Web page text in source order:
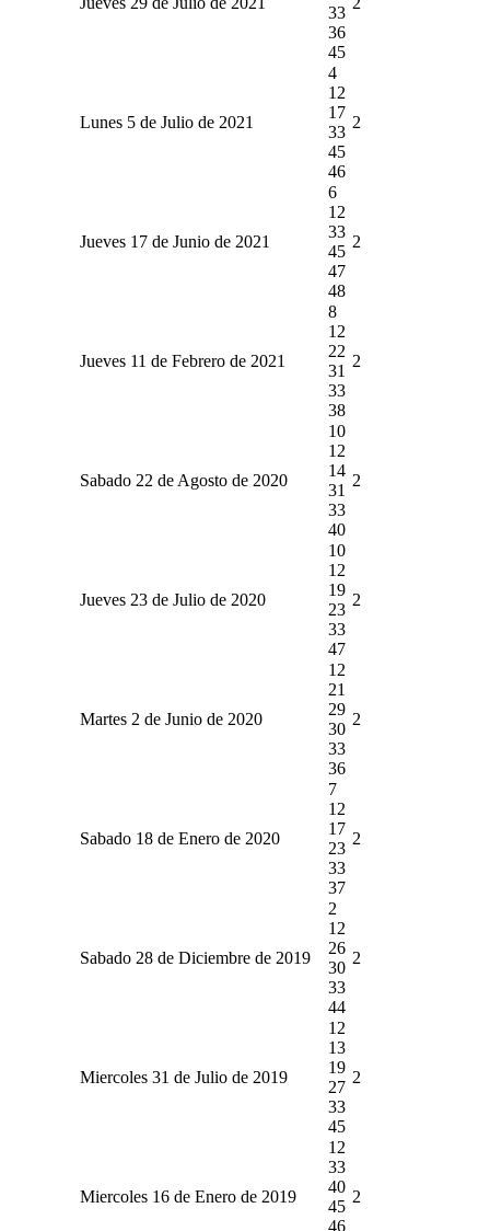
33
36
45
Lunes 5 de Julio de 2021
4
12
17
33
45
46
2
Jueves 17 de Junio de 2021
6
12
33
45
47
48
2
Jueves 11 de Febrero de 2021
8
12
22
31
33
38
2
Sabado 22 de Agosto de 2020
10
12
14
31
33
40
2
Jueves 23 de Julio de 2020
10
12
19
23
33
47
2
Martes 2 de Junio de 2020
12
21
29
30
33
36
2
Sabado 18 de Enero de 2020
7
12
17
23
33
37
2
Sabado 28 de Diciembre de 2019
2
12
26
30
33
44
2
Miercoles 31 de Julio de 2019
12
13
19
27
33
45
2
Miercoles 16 de Enero de 2019
12
33
40
45
46
2